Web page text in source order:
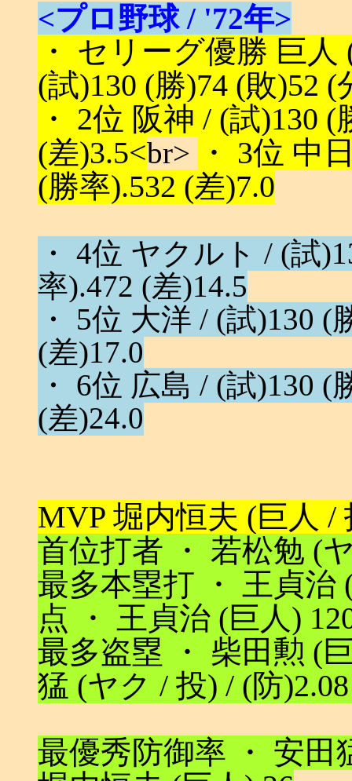
<プロ野球 / '72年>
・ セリーグ優勝 巨
(試)130 (勝)74 (敗)52 (
・ 2位 阪神 / (試)130
(差)3.5<br>
・ 3位 中
(勝率).532 (差)7.0
・ 4位 ヤクルト / (試
率).472 (差)14.5
・ 5位 大洋 / (試)130 (
(差)17.0
・ 6位 広島 / (試)130 (
(差)24.0
MVP 堀内恒夫 (巨人 /
首位打者 ・ 若松勉 (
最多本塁打 ・ 王貞治
点 ・ 王貞治 (巨人)
最多盗塁 ・ 柴田勲 (
猛 (ヤク / 投) / (防
最優秀防御率 ・ 安田